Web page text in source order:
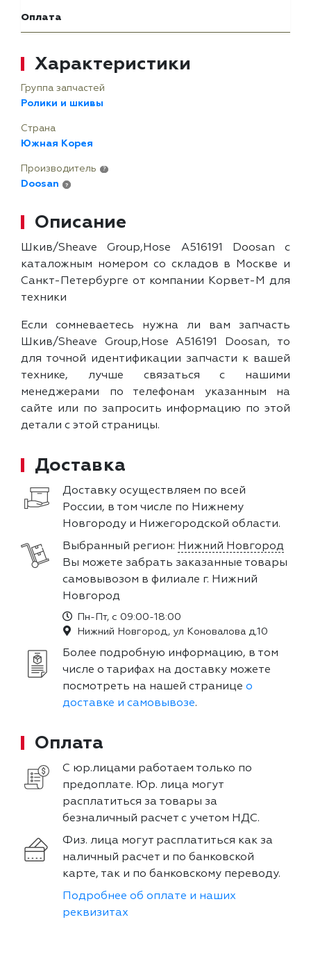
Оплата
Характеристики
Группа запчастей
Ролики и шкивы
Страна
Южная Корея
Производитель ?
Doosan ?
Описание
Шкив/Sheave Group,Hose A516191 Doosan с
каталожным номером со складов в Москве и
Санкт-Петербурге от компании Корвет-М для
техники
Если сомневаетесь нужна ли вам запчасть
Шкив/Sheave Group,Hose A516191 Doosan, то
для точной идентификации запчасти к вашей
технике, лучше связаться с нашими
менеджерами по телефонам указанным на
сайте или по запросить информацию по этой
детали с этой страницы.
Доставка
Доставку осуществляем по всей
России, в том числе по Нижнему
Новгороду и Нижегородской области.
Выбранный регион: Нижний Новгород
Вы можете забрать заказанные товары
самовывозом в филиале г. Нижний
Новгород
Пн-Пт, с 09:00-18:00
Нижний Новгород, ул Коновалова д.10
Более подробную информацию, в том
числе о тарифах на доставку можете
посмотреть на нашей странице о
доставке и самовывозе.
Оплата
С юр.лицами работаем только по
предоплате. Юр. лица могут
расплатиться за товары за
безналичный расчет с учетом НДС.
Физ. лица могут расплатиться как за
наличный расчет и по банковской
карте, так и по банковскому переводу.
Подробнее об оплате и наших
реквизитах